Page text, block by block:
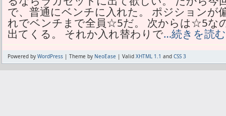
で、普通にベンチに入れた。 ポジションが
れでベンチまで全員☆5だ。 次からは☆5な
出てくる。 それか入れ替わりで…続きを読む
Powered by WordPress | Theme by NeoEase | Valid XHTML 1.1 and CSS 3